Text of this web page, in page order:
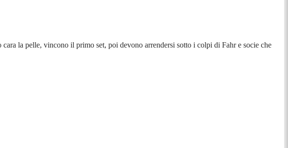
la pelle, vincono il primo set, poi devono arrendersi sotto i colpi di Fahr e socie che